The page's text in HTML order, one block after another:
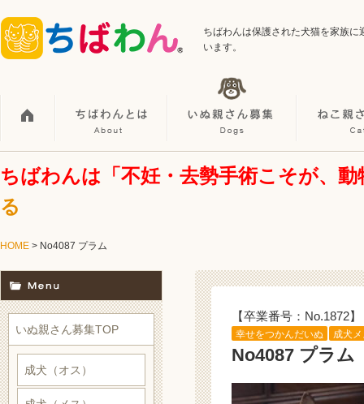
ちばわんは保護された犬猫を家族
います。
ちばわんは「不妊・去勢手術こそが、
る
HOME > No4087 プラム
【卒業番号：No.1872】
幸せをつかんだいぬ 成犬
No4087 プラム
いぬ親さん募集TOP
成犬（オス）